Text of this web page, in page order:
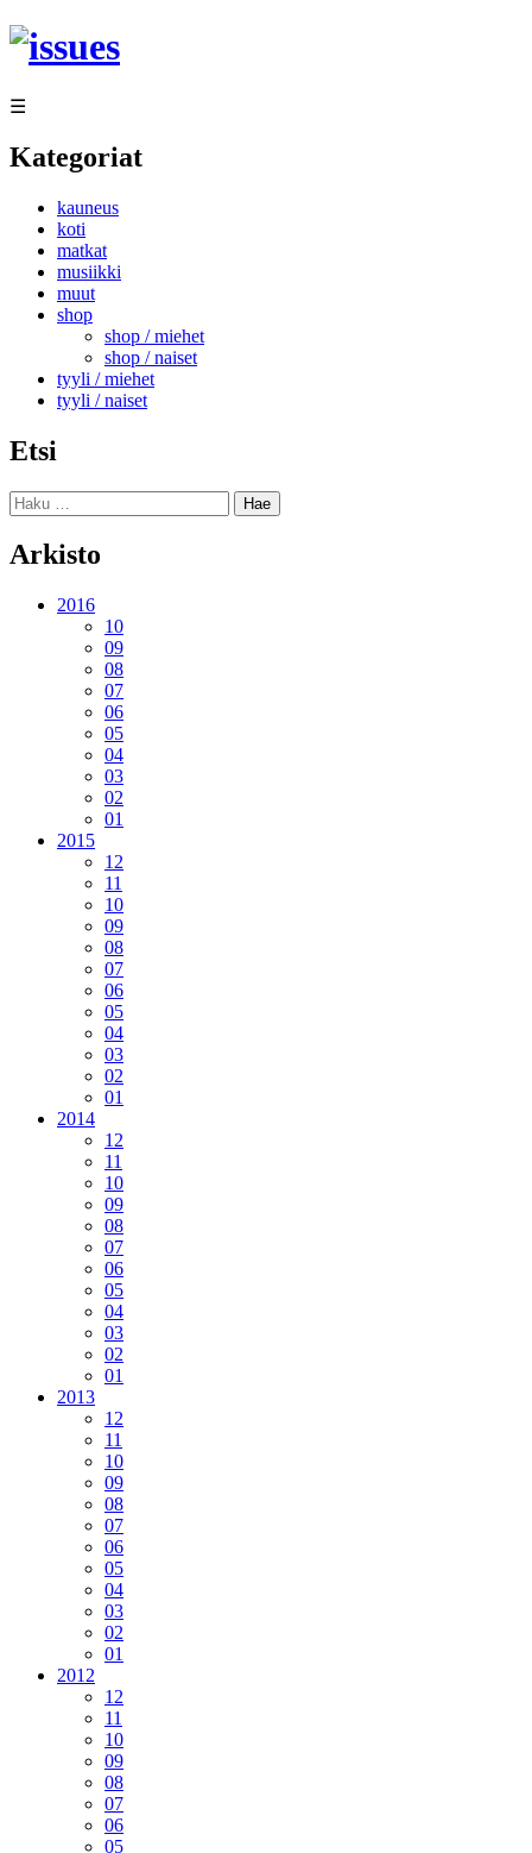
Siirry
sisältöön
☰
Kategoriat
kauneus
koti
matkat
musiikki
muut
shop
shop / miehet
shop / naiset
tyyli / miehet
tyyli / naiset
Etsi
Haku:
Arkisto
2016
10
09
08
07
06
05
04
03
02
01
2015
12
11
10
09
08
07
06
05
04
03
02
01
2014
12
11
10
09
08
07
06
05
04
03
02
01
2013
12
11
10
09
08
07
06
05
04
03
02
01
2012
12
11
10
09
08
07
06
05